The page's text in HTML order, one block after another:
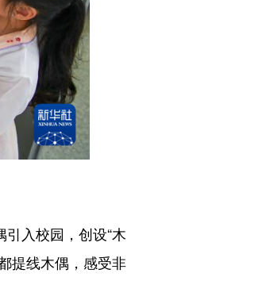
入校园，创设“木
提线木偶，感受非